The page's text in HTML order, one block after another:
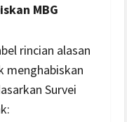
MBG
rincian alasan
menghabiskan
Survei